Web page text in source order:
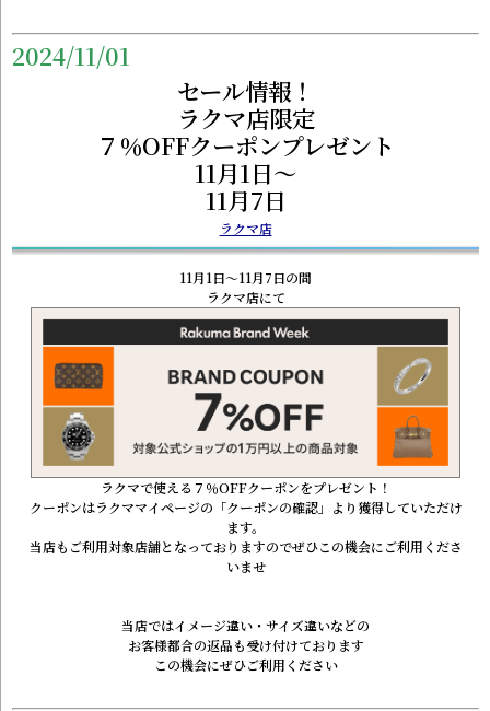
2024/11/01
セール情報！
ラクマ店限定
７％OFFクーポンプレゼント
11月1日～
11月7日
ラクマ店
11月1日～11月7日の間
ラクマ店にて
ラクマで使える７％OFFクーポンをプレゼント！
クーポンはラクママイページの「クーポンの確認」より獲得していただけ
ます。
当店もご利用対象店舗となっておりますのでぜひこの機会にご利用くださ
いませ
当店ではイメージ違い・サイズ違いなどの
お客様都合の返品も受け付けております
この機会にぜひご利用ください